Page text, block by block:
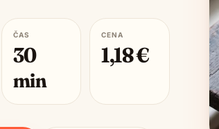
ČAS
30
min
CENA
1,18€